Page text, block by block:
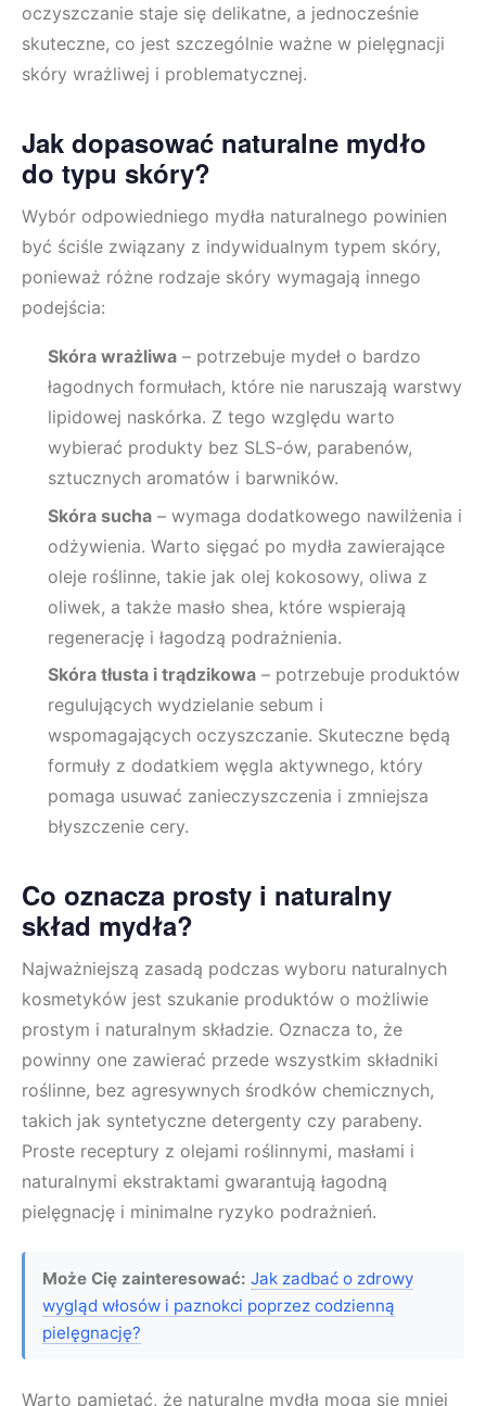
oczyszczanie staje się delikatne, a jednocześnie
skuteczne, co jest szczególnie ważne w pielęgnacji
skóry wrażliwej i problematycznej.
Jak dopasować naturalne mydło
do typu skóry?
Wybór odpowiedniego mydła naturalnego powinien
być ściśle związany z indywidualnym typem skóry,
ponieważ różne rodzaje skóry wymagają innego
podejścia:
Skóra wrażliwa – potrzebuje mydeł o bardzo
łagodnych formułach, które nie naruszają warstwy
lipidowej naskórka. Z tego względu warto
wybierać produkty bez SLS-ów, parabenów,
sztucznych aromatów i barwników.
Skóra sucha – wymaga dodatkowego nawilżenia i
odżywienia. Warto sięgać po mydła zawierające
oleje roślinne, takie jak olej kokosowy, oliwa z
oliwek, a także masło shea, które wspierają
regenerację i łagodzą podrażnienia.
Skóra tłusta i trądzikowa – potrzebuje produktów
regulujących wydzielanie sebum i
wspomagających oczyszczanie. Skuteczne będą
formuły z dodatkiem węgla aktywnego, który
pomaga usuwać zanieczyszczenia i zmniejsza
błyszczenie cery.
Co oznacza prosty i naturalny
skład mydła?
Najważniejszą zasadą podczas wyboru naturalnych
kosmetyków jest szukanie produktów o możliwie
prostym i naturalnym składzie. Oznacza to, że
powinny one zawierać przede wszystkim składniki
roślinne, bez agresywnych środków chemicznych,
takich jak syntetyczne detergenty czy parabeny.
Proste receptury z olejami roślinnymi, masłami i
naturalnymi ekstraktami gwarantują łagodną
pielęgnację i minimalne ryzyko podrażnień.
Może Cię zainteresować: Jak zadbać o zdrowy
wygląd włosów i paznokci poprzez codzienną
pielęgnację?
Warto pamiętać, że naturalne mydła mogą się mniej